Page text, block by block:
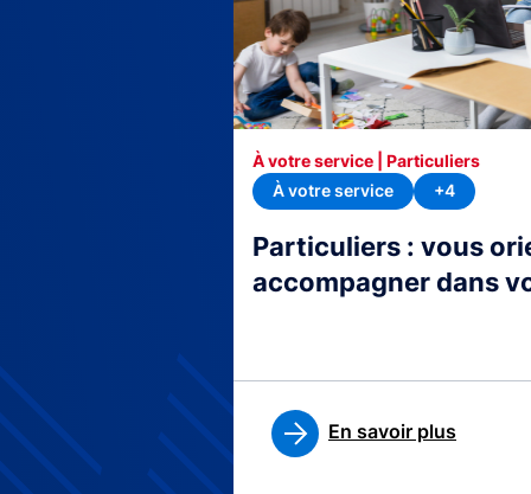
Particuliers : vous
accompagner dans
À votre service | Particuliers
À votre service
+4
En savoir plus